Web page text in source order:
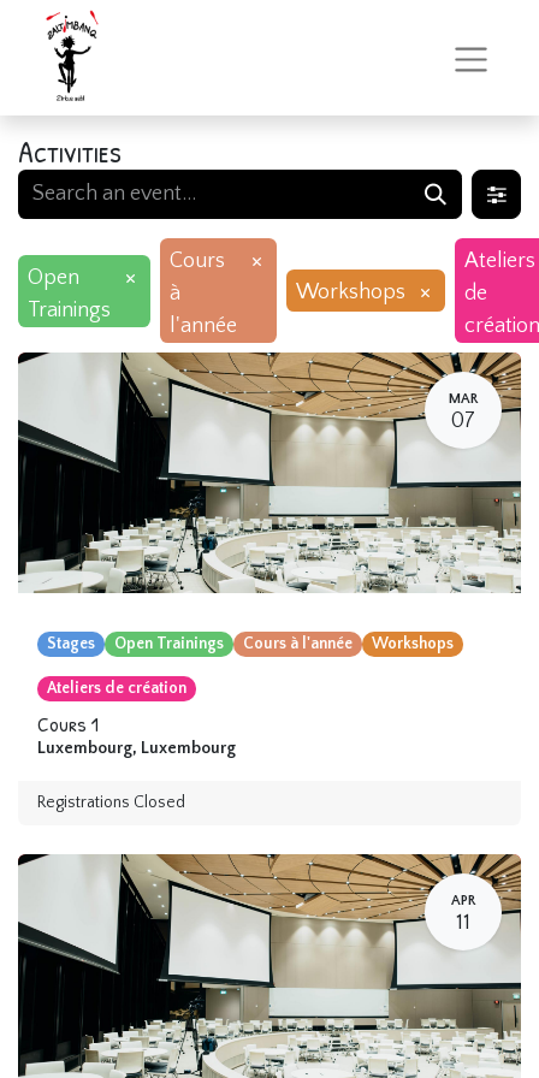
Activities
Open
Trainings
×
Cours
à
l'année
×
Workshops ×
Ateliers
de
création
MAR
07
Stages Open Trainings Cours à l'année Workshops
Ateliers de création
Cours 1
Luxembourg, Luxembourg
Registrations Closed
APR
11